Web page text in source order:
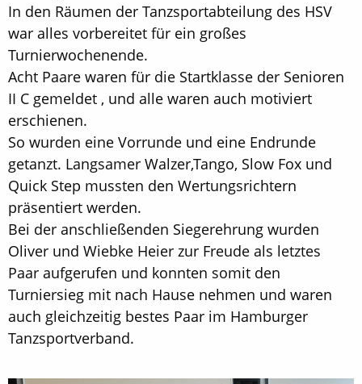
In den Räumen der Tanzsportabteilung des HSV
war alles vorbereitet für ein großes
Turnierwochenende.
Acht Paare waren für die Startklasse der Senioren
II C gemeldet , und alle waren auch motiviert
erschienen.
So wurden eine Vorrunde und eine Endrunde
getanzt. Langsamer Walzer,Tango, Slow Fox und
Quick Step mussten den Wertungsrichtern
präsentiert werden.
Bei der anschließenden Siegerehrung wurden
Oliver und Wiebke Heier zur Freude als letztes
Paar aufgerufen und konnten somit den
Turniersieg mit nach Hause nehmen und waren
auch gleichzeitig bestes Paar im Hamburger
Tanzsportverband.